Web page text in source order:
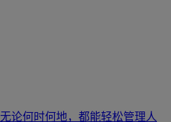
无论何时何地，都能轻松管理人